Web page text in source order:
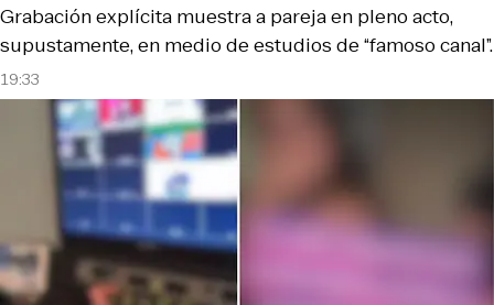
19:33
Grabación explícita muestra a pareja en pleno acto,
supustamente, en medio de estudios de “famoso canal”.